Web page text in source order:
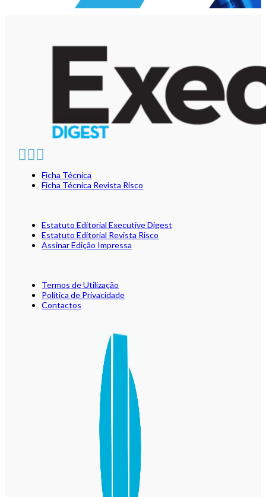
Ficha Técnica
Ficha Técnica Revista Risco
Estatuto Editorial Executive Digest
Estatuto Editorial Revista Risco
Assinar Edição Impressa
Termos de Utilização
Política de Privacidade
Contactos